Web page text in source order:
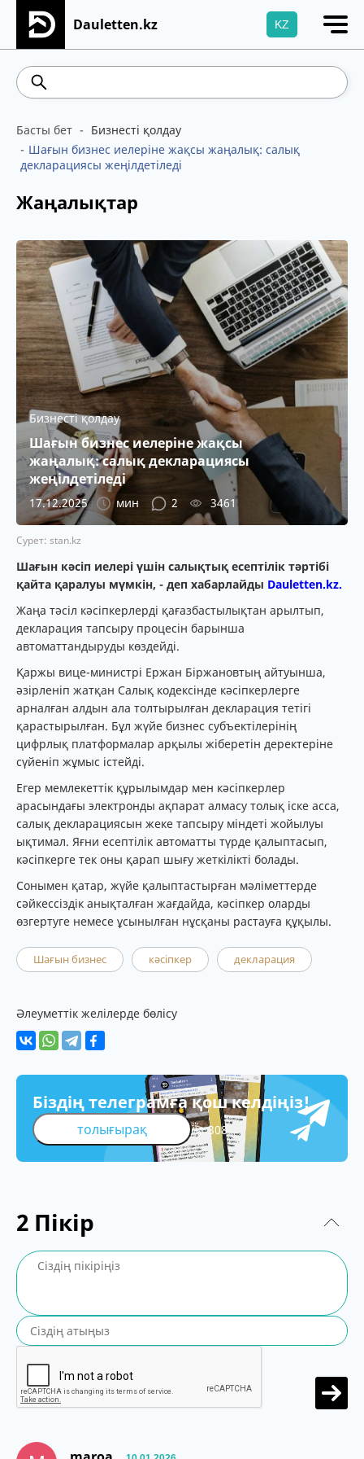
Dauletten.kz KZ
Сіздің өтінішіңіз сәтті жіберілді, Рақмет!
Басты бет
Бизнесті қолдау
Шағын бизнес иелеріне жақсы жаңалық: салық
декларациясы жеңілдетіледі
Жаңалықтар
Бизнесті қолдау
Шағын бизнес иелеріне жақсы
жаңалық: салық декларациясы
жеңілдетіледі
17.12.2025 мин 2 3461
Сурет: stan.kz
Шағын кәсіп иелері үшін салықтық есептілік тәртібі
қайта қаралуы мүмкін, - деп хабарлайды Dauletten.kz.
Жаңа тәсіл кәсіпкерлерді қағазбастылықтан арылтып,
декларация тапсыру процесін барынша
автоматтандыруды көздейді.
Қаржы вице-министрі Ержан Біржановтың айтуынша,
әзірленіп жатқан Салық кодексінде кәсіпкерлерге
арналған алдын ала толтырылған декларация тетігі
қарастырылған. Бұл жүйе бизнес субъектілерінің
цифрлық платформалар арқылы жіберетін деректеріне
сүйеніп жұмыс істейді.
Егер мемлекеттік құрылымдар мен кәсіпкерлер
арасындағы электронды ақпарат алмасу толық іске асса,
салық декларациясын жеке тапсыру міндеті жойылуы
ықтимал. Яғни есептілік автоматты түрде қалыптасып,
кәсіпкерге тек оны қарап шығу жеткілікті болады.
Сонымен қатар, жүйе қалыптастырған мәліметтерде
сәйкессіздік анықталған жағдайда, кәсіпкер оларды
өзгертуге немесе ұсынылған нұсқаны растауға құқылы.
Шағын бизнес кәсіпкер декларация
Әлеуметтік желілерде бөлісу
Біздің телеграмға қош келдіңіз!
толығырақ 308
2 Пікір